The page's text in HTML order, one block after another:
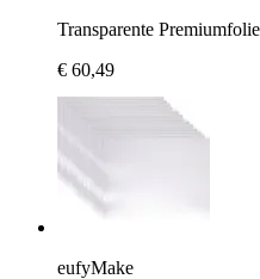
Transparente
€ 60,49
eufyMake